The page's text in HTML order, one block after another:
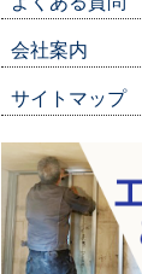
会社案内
サイトマップ